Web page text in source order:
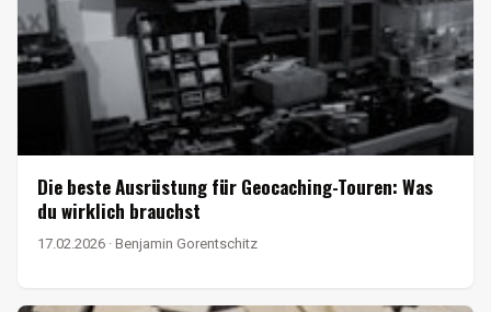
Die beste Ausrüstung für Geocaching-Touren: Was
du wirklich brauchst
17.02.2026 · Benjamin Gorentschitz